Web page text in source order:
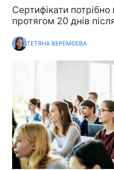
Сертифікати потрібно
протягом 20 днів
ТЕТЯНА ВЕРЕМЄЄВА